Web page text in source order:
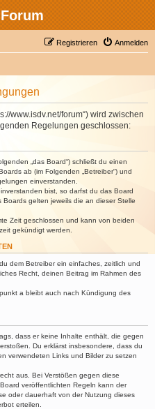
Anmelden
Registrieren
www.isdv.net/forum“) wird zwischen
Regelungen geschlossen:
„das Board“) schließt du einen
ab (im Folgenden „Betreiber“) und
einverstanden.
bist, so darfst du das Board
gelten jeweils die an dieser Stelle
Zeit geschlossen und kann von beiden
gekündigt werden.
dem Betreiber ein einfaches, zeitlich und
Recht, deinen Beitrag im Rahmen des
a bleibt auch nach Kündigung des
dass er keine Inhalte enthält, die gegen
Du erklärst insbesondere, dass du
verwendeten Links und Bilder zu setzen
aus. Bei Verstößen gegen diese
veröffentlichten Regeln kann der
oder dauerhaft von der Nutzung dieses
erteilen.